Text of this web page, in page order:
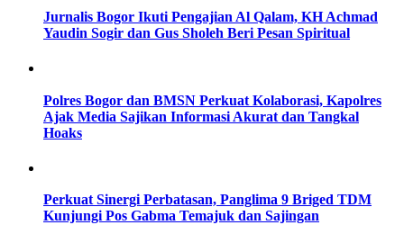
Jurnalis Bogor Ikuti Pengajian Al Qalam, KH Achmad
Yaudin Sogir dan Gus Sholeh Beri Pesan Spiritual
Polres Bogor dan BMSN Perkuat Kolaborasi, Kapolres
Ajak Media Sajikan Informasi Akurat dan Tangkal
Hoaks
Perkuat Sinergi Perbatasan, Panglima 9 Briged TDM
Kunjungi Pos Gabma Temajuk dan Sajingan